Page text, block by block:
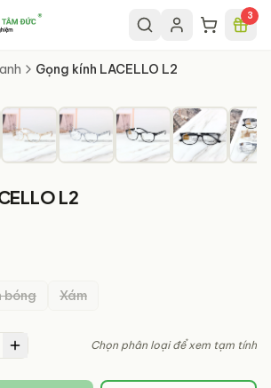
chính 3
Gọng kính LACELLO L2
L2
bóng Xám
Chọn phân loại để xem tạm tính